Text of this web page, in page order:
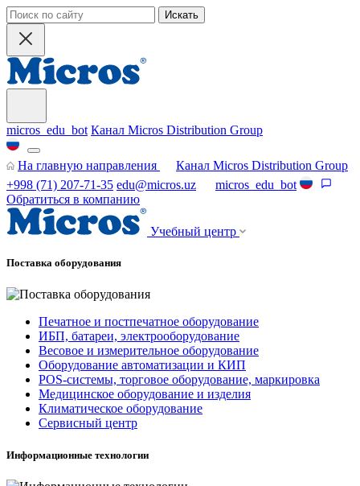
Искать
micros_edu_bot Канал Micros Distribution Group
На главную направления
Канал Micros Distribution Group
+998 (71) 207-71-35 edu@micros.uz
micros_edu_bot
Обратиться в компанию
Учебный центр
Поставка оборудования
Печатное и постпечатное оборудование
ИБП, батареи, электрооборудование
Весовое и измерительное оборудование
Оборудование автоматизации и КИП
POS-системы, торговое оборудование, маркировка
Медицинское оборудование и изделия
Климатическое оборудование
Сервисный центр
Информационные технологии